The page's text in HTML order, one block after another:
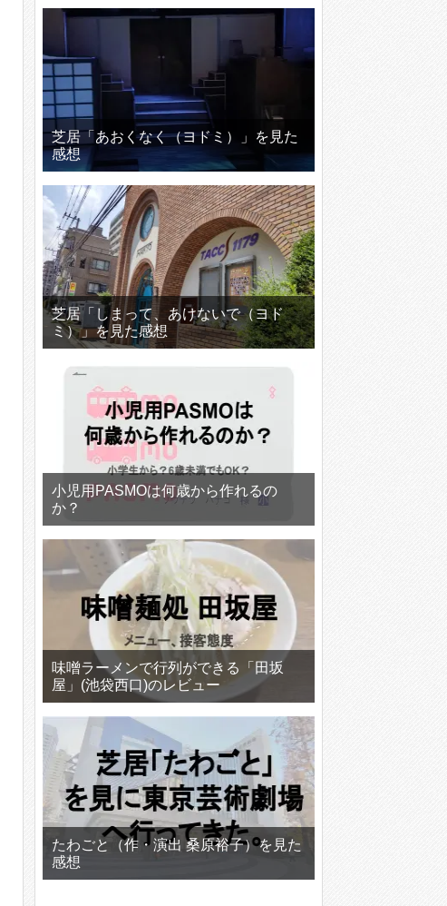
芝居「あおくなく（ヨドミ）」を見た
感想
芝居「しまって、あけないで（ヨド
ミ）」を見た感想
小児用PASMOは何歳から作れるの
か？
味噌ラーメンで行列ができる「田坂
屋」(池袋西口)のレビュー
たわごと（作・演出 桑原裕子）を見た
感想